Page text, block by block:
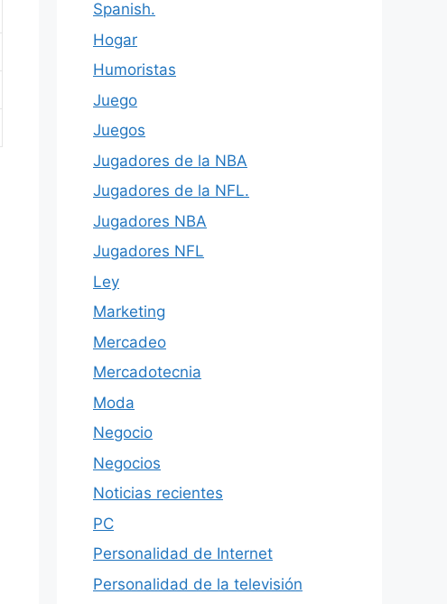
Spanish.
Hogar
Humoristas
Juego
Juegos
Jugadores de la NBA
Jugadores de la NFL.
Jugadores NBA
Jugadores NFL
Ley
Marketing
Mercadeo
Mercadotecnia
Moda
Negocio
Negocios
Noticias recientes
PC
Personalidad de Internet
Personalidad de la televisión